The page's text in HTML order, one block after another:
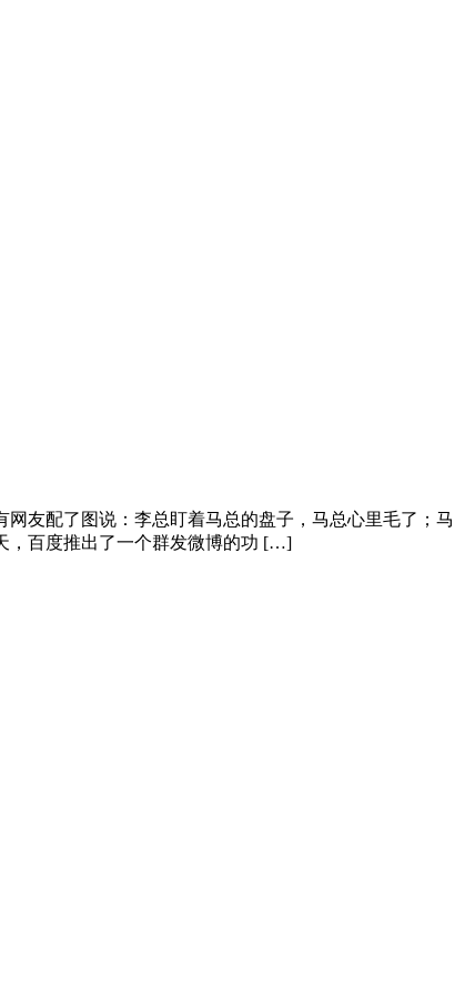
友配了图说：李总盯着马总的盘子，马总心里毛了；马
，百度推出了一个群发微博的功 […]